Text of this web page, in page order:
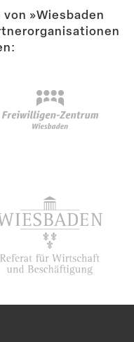
»Wiesbaden